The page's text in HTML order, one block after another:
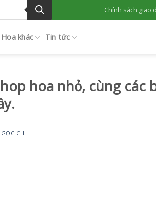
Chính sách giao
Hoa khác Tin tức
hoa nhỏ, cùng các
CHI